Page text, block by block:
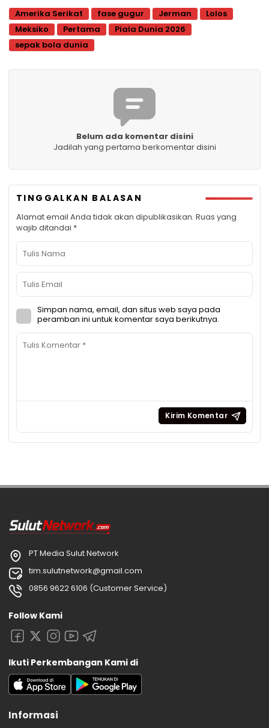
Amerika Serikat fase gugur Jerman
Lolos
Meksiko
Pertama
Piala Dunia 2026
sepak bola dunia
Belum ada komentar disini
Jadilah yang pertama berkomentar disini
TINGGALKAN BALASAN
Alamat email Anda tidak akan dipublikasikan. Ruas yang
wajib ditandai *
Simpan nama, email, dan situs web saya pada
peramban ini untuk komentar saya berikutnya.
PT Media Sulut Network
tim.sulutnetwork@gmail.com
0856 9622 6106 (Customer Service)
Follow Kami
Ikuti Perkembangan Kami di
Informasi